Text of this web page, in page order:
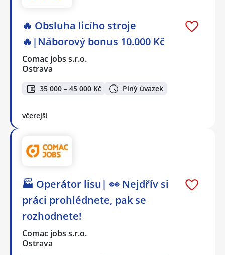
🔥 Obsluha licího stroje
🔥|Náborový bonus 10.000 Kč
Comac jobs s.r.o.
Ostrava
35 000 – 45 000 Kč Plný úvazek
včerejší
🏭 Operátor lisu| 👀 Nejdřív si
práci prohlédnete, pak se
rozhodnete!
Comac jobs s.r.o.
Ostrava